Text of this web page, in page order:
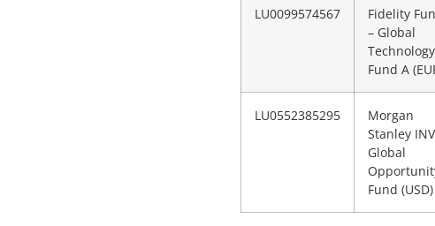
LU0099574567
Fidelity
– Global
Technology
Fund A
LU0552385295
Morgan
Stanley
Global
Fund